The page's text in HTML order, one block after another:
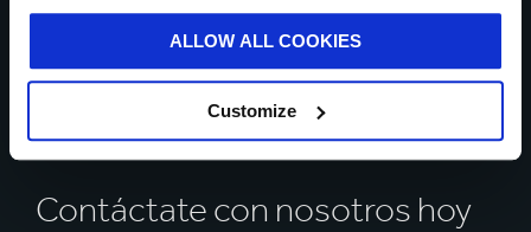
ALLOW ALL COOKIES
Customize
podemos ayudarte a
resolver los retos de tu
negocio
Contáctate con nosotros hoy